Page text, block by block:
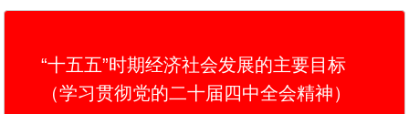
“十五五”时期经济社会发展的主要目标
（学习贯彻党的二十届四中全会精神）